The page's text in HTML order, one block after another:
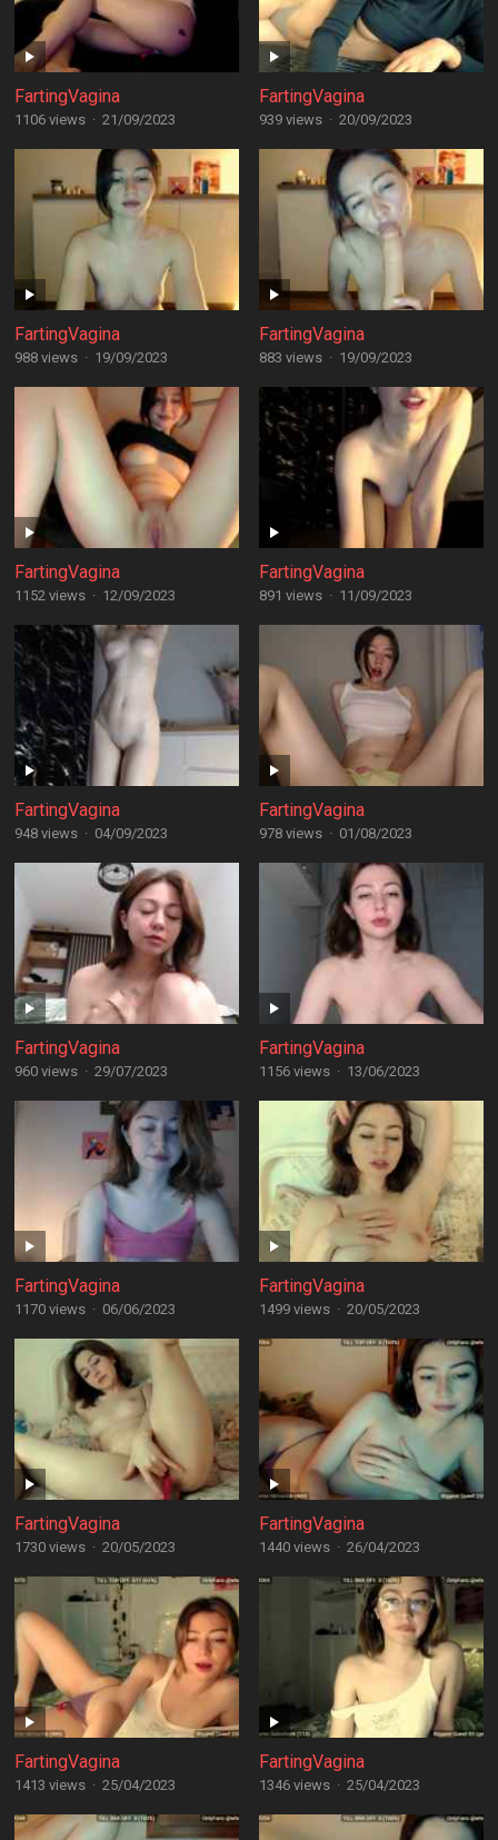
FartingVagina
1106 views · 21/09/2023
FartingVagina
939 views · 20/09/2023
FartingVagina
988 views · 19/09/2023
FartingVagina
883 views · 19/09/2023
FartingVagina
1152 views · 12/09/2023
FartingVagina
891 views · 11/09/2023
FartingVagina
948 views · 04/09/2023
FartingVagina
978 views · 01/08/2023
FartingVagina
960 views · 29/07/2023
FartingVagina
1156 views · 13/06/2023
FartingVagina
1170 views · 06/06/2023
FartingVagina
1499 views · 20/05/2023
FartingVagina
1730 views · 20/05/2023
FartingVagina
1440 views · 26/04/2023
FartingVagina
1413 views · 25/04/2023
FartingVagina
1346 views · 25/04/2023